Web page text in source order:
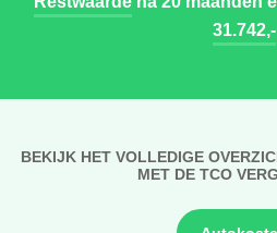
31.742,-
BEKIJK HET VOLLEDIGE
MET DE TCO